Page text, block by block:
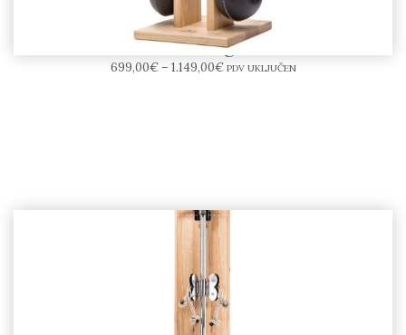
NOHrD Swing Tower
699,00€– 1.149,00€ PDV UKLJUČEN